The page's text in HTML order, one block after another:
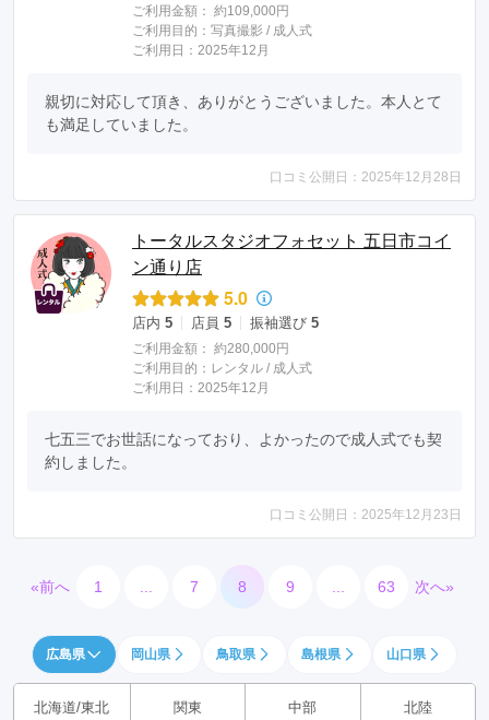
ご利用金額： 約109,000円
ご利用目的： 写真撮影 / 成人式
ご利用日：2025年12月
親切に対応して頂き、ありがとうございました。本人とて
も満足していました。
口コミ公開日：2025年12月28日
トータルスタジオフォセット 五日市コイ
ン通り店
5.0
店内 5 店員 5 振袖選び 5
ご利用金額： 約280,000円
ご利用目的： レンタル / 成人式
ご利用日：2025年12月
七五三でお世話になっており、よかったので成人式でも契
約しました。
口コミ公開日：2025年12月23日
«前へ 1 7 8 9 63 次へ»
広島県 岡山県 鳥取県 島根県 山口県
北海道/東北 関東 中部 北陸